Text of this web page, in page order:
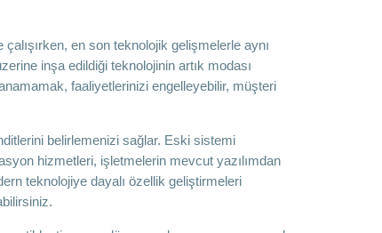
en son teknolojik gelişmelerle aynı
inşa edildiği teknolojinin artık modası
faaliyetlerinizi engelleyebilir, müşteri
belirlemenizi sağlar. Eski sistemi
hizmetleri, işletmelerin mevcut yazılımdan
teknolojiye dayalı özellik geliştirmeleri